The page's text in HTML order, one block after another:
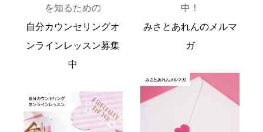
を知るための
自分カウンセリングオ
ンラインレッスン募集
中
中！
みさとあれんのメルマ
ガ